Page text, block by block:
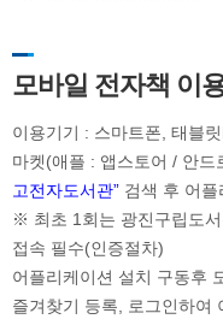
모바일 전자책 이
이용기기 : 스마트폰, 태블
마켓(애플 : 앱스토어 / 안드
고전자도서관” 검색 후 어플
※ 최초 1회는 광진구립도
접속 필수(인증절차)
어플리케이션 설치 구동후
즐겨찾기 등록, 로그인하여